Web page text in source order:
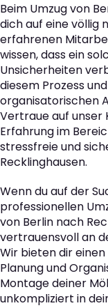
Beim Umzug von
dich auf eine völlig
erfahrenen
wissen, dass ein
Unsicherheiten
diesem Prozess
organisatorischen
Vertraue auf unser
Erfahrung im
stressfreie und
Recklinghausen.
Wenn du auf der
professionellen
von Berlin nach
vertrauensvoll an
Wir bieten dir
Planung und
Montage deiner
unkompliziert in